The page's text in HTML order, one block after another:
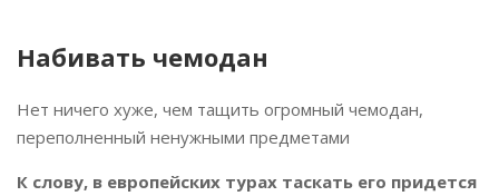
Набивать чемодан
Нет ничего хуже, чем тащить огромный чемодан,
переполненный ненужными предметами
К слову, в европейских турах таскать его придется